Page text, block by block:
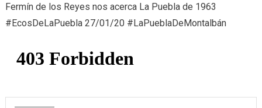
Fermín de los Reyes nos acerca La Puebla de 1963
#EcosDeLaPuebla 27/01/20 #LaPueblaDeMontalbán